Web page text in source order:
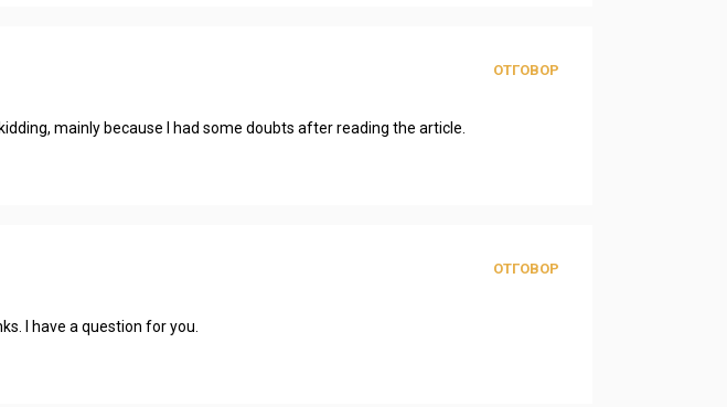
ОТГОВОР
mainly because I had some doubts after reading the article.
ОТГОВОР
I have a question for you.